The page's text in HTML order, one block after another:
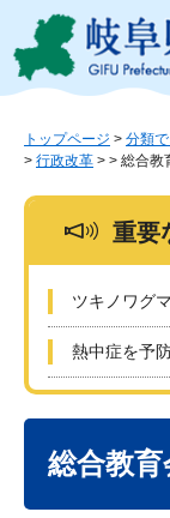
ジ
ュ
トップページ > 分類
> 行政改革 > > 総合教
重要
ツキノワグ
熱中症を予
総合教育